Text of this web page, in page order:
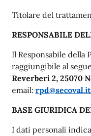
Titolare del
RESPONSABILE
Il Responsabile della
raggiungibile al
Reverberi 2, 25070
email: rpd@secoval.it
BASE GIURIDICA
I dati personali